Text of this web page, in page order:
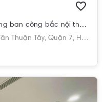
Căn hộ Eco Green Saigon hướng ban công bắc nội thất cơ bản diện tích 77.4m²
Tân Thuận Tây, Quận 7, Hồ Chí Minh